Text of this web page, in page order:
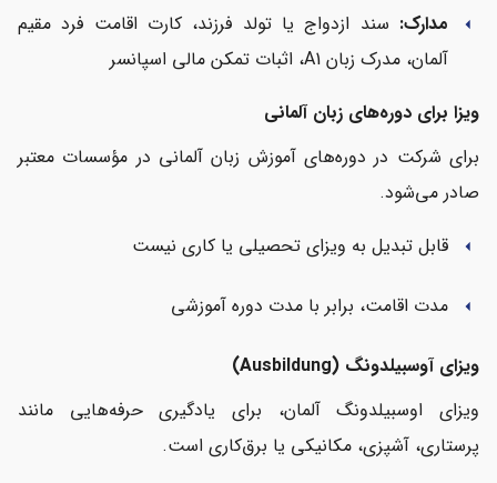
arrow_left مدارک: سند ازدواج یا تولد فرزند، کارت اقامت فرد مقیم
آلمان، مدرک زبان A1، اثبات تمکن مالی اسپانسر
ویزا برای دوره‌های زبان آلمانی
برای شرکت در دوره‌های آموزش زبان آلمانی در مؤسسات معتبر
صادر می‌شود.
arrow_left قابل تبدیل به ویزای تحصیلی یا کاری نیست
arrow_left مدت اقامت، برابر با مدت دوره آموزشی
ویزای آوسبیلدونگ (Ausbildung)
ویزای اوسبیلدونگ آلمان، برای یادگیری حرفه‌هایی مانند
پرستاری، آشپزی، مکانیکی یا برق‌کاری است.